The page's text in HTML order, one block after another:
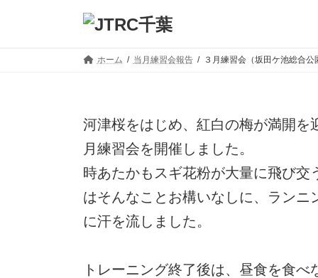
ホーム 当月練習会報告 ３月練習会（坂田ケ池総合
河津桜をはじめ、紅白の梅が満開を
月練習会を開催しました。
時あたかもスギ花粉が大量に飛び
はそんなことお構いなしに、ラン
に汗を流しました。
トレーニング終了後は、昼食を食